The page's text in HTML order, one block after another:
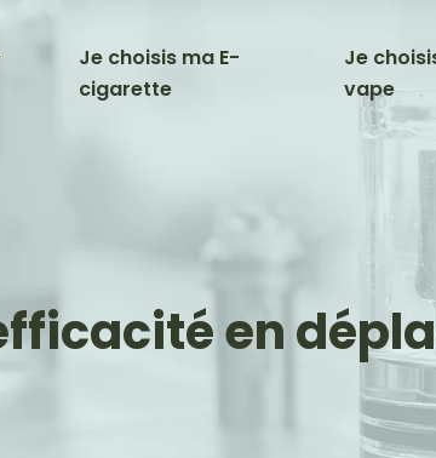
Je choisis ma E-
cigarette
Je
vape
en